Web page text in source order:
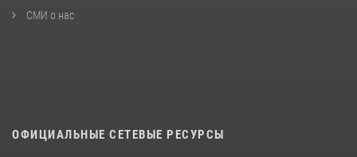
СМИ о нас
ОФИЦИАЛЬНЫЕ СЕТЕВЫЕ РЕСУРСЫ